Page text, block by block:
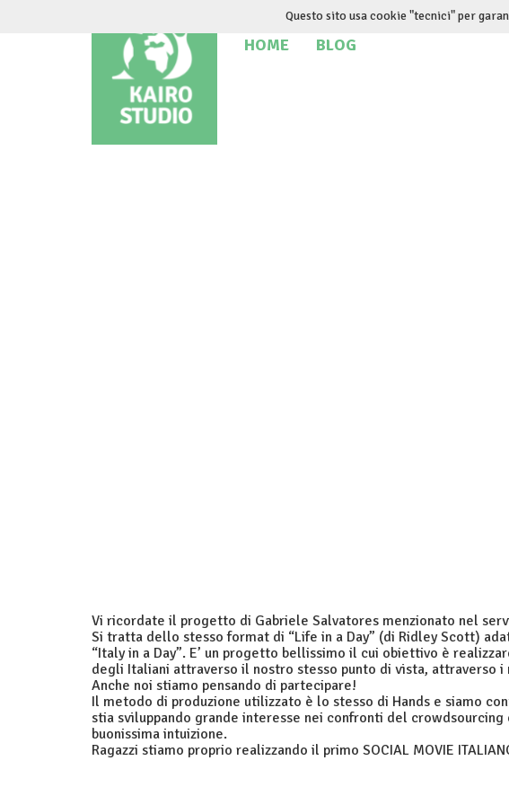
contenuto
HOME BLOG
Vi ricordate il progetto di Gabriele Salvatores menzionato nel
Si tratta dello stesso format di “Life in a Day” (di Ridley Scott)
“Italy in a Day”. E’ un progetto bellissimo il cui obiettivo è
degli Italiani attraverso il nostro stesso punto di vista, attraverso i
Anche noi stiamo pensando di partecipare!
Il metodo di produzione utilizzato è lo stesso di Hands e siamo
stia sviluppando grande interesse nei confronti del crowdsourcing
buonissima intuizione.
Ragazzi stiamo proprio realizzando il primo SOCIAL MOVIE
Questo sito usa cookie "tecnici" per